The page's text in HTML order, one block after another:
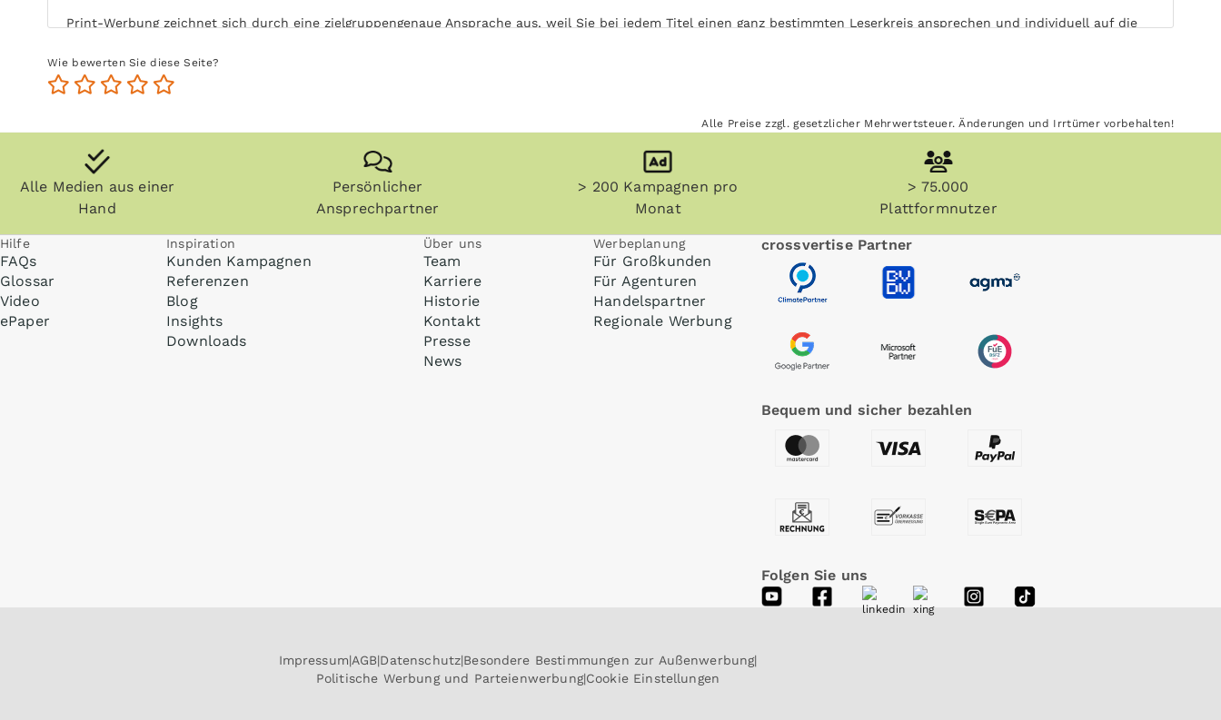
Print-Werbung zeichnet sich durch eine zielgruppengenaue Ansprache aus, weil Sie bei jedem Titel einen ganz bestimmten Leserkreis ansprechen und individuell auf die
Durch die aktive Nutzung der Zielgruppe ohne Ablenkung bekommt Ihre Anzeige in Gaimersheimer Anzeiger eine besondere Aufmerksamkeit. Die freie Wahl von Ort und Zeit
der Nutzung steigert zudem die Glaubwürdigkeit und Akzeptanz Ihrer Print-Werbung in Gaimersheimer Anzeiger.
Zeitungen, Zeitschriften (vor allem Fachzeitschriften) und sonstige Printmedien werden teilweise aufbewahrt. Damit wirkt Ihre Print-Werbung in Gaimersheimer Anzeiger
länger und die Zielgruppe kommt auch zu einem späteren Zeitpunkt immer wieder mit Ihrer Anzeige in Kontakt.
Anzeigen können zudem nachgeblättert und mitgenommen werden. Die Nutzung von Gaimersheimer Anzeiger ist unabhängig von elektronischen Medien. Gaimersheimer
Anzeiger kann ohne Internet praktisch überall gelesen werden, zum Beispiel in Zug oder U-Bahn auf dem Weg zur Arbeit.
Wie bewerten Sie diese Seite?
Alle Preise zzgl. gesetzlicher Mehrwertsteuer. Änderungen und Irrtümer vorbehalten!
Alle Medien aus einer
Hand
Persönlicher
Ansprechpartner
> 200 Kampagnen pro
Monat
> 75.000
Plattformnutzer
Hilfe
FAQs
Glossar
Video
ePaper
Inspiration
Kunden Kampagnen
Referenzen
Blog
Insights
Downloads
Über uns
Team
Karriere
Historie
Kontakt
Presse
News
Werbeplanung
Für Großkunden
Für Agenturen
Handelspartner
Regionale Werbung
crossvertise Partner
Bequem und sicher bezahlen
Folgen Sie uns
Impressum AGB Datenschutz Besondere Bestimmungen zur Außenwerbung
Politische Werbung und Parteienwerbung Cookie Einstellungen